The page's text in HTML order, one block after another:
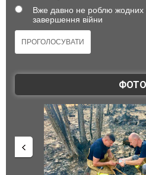
Вже давно не роблю жодних
завершення війни
ФОТО